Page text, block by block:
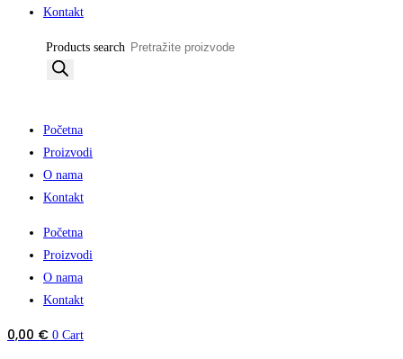
Kontakt
Products search
Početna
Proizvodi
O nama
Kontakt
Početna
Proizvodi
O nama
Kontakt
0,00 € 0 Cart